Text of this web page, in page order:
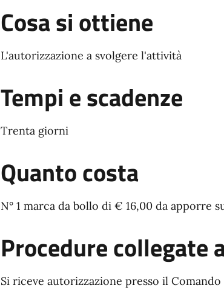
Cosa si ottiene
L'autorizzazione a svolgere l'attività
Tempi e scadenze
Trenta giorni
Quanto costa
N° 1 marca da bollo di € 16,00 da apporre
Procedure collegate
Si riceve autorizzazione presso il